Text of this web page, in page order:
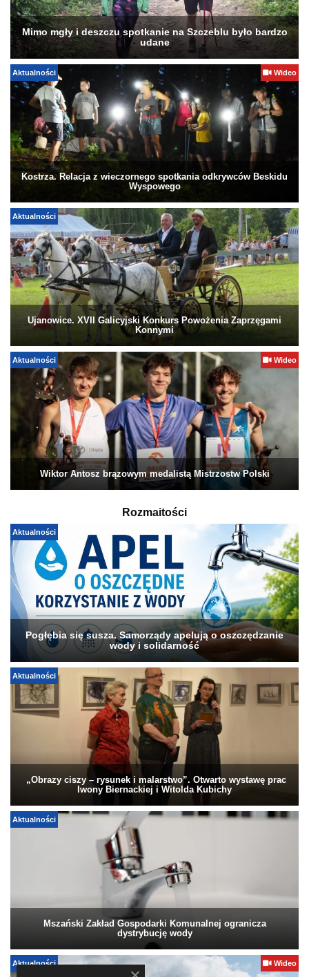
Mimo mgły i deszczu spotkanie na Szczeblu było bardzo
udane
Aktualności Wideo
Kostrza. Relacja z wieczornego spotkania odkrywców Beskidu
Wyspowego
Aktualności
Ujanowice. XVII Galicyjski Konkurs Powożenia Zaprzęgami
Konnymi
Aktualności Wideo
Wiktor Antosz brązowym medalistą Mistrzostw Polski
Rozmaitości
Aktualności
Pogłębia się susza. Samorządy apelują o oszczędzanie
wody i solidarność
Aktualności
„Obrazy ciszy – rysunek i malarstwo”. Otwarto wystawę prac
Iwony Biernackiej i Witolda Kubichy
Aktualności
Mszański Zakład Gospodarki Komunalnej ogranicza
dystrybucję wody
Aktualności Wideo